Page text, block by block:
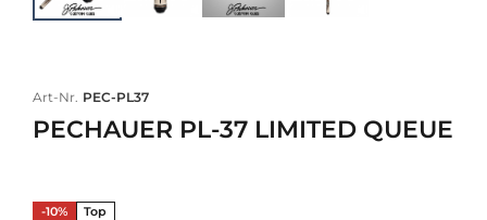
Art-Nr. PEC-PL37
PECHAUER PL-37 LIMITED QUEUE
-10% Top